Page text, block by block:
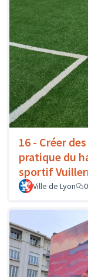
16 - Créer
pratique du
sportif
Ville de Lyon 0